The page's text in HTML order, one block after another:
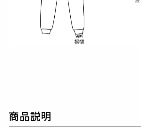
商品説明